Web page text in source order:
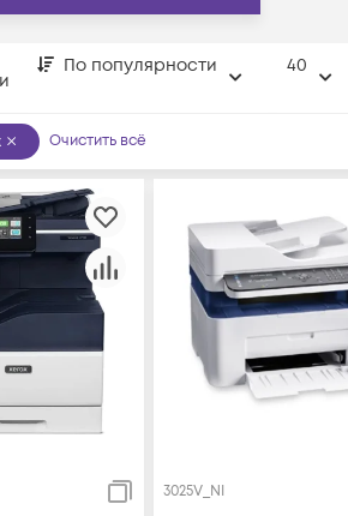
По популярности 40
Очистить всё
3025V_NI